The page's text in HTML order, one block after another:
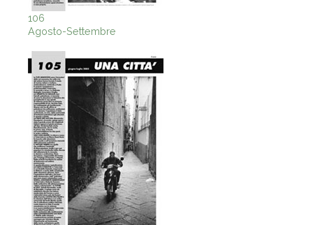
106
Agosto-Settembre